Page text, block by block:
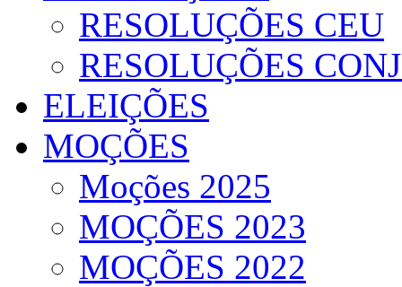
RESOLUÇÕES CEU
RESOLUÇÕES
ELEIÇÕES
MOÇÕES
Moções 2025
MOÇÕES 2023
MOÇÕES 2022